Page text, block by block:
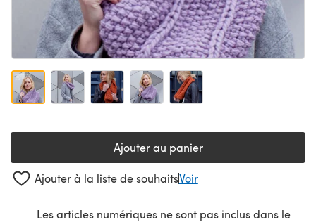
Ajouter au panier
Ajouter à la liste de souhaitsVoir
Les articles numériques ne sont pas inclus dans le